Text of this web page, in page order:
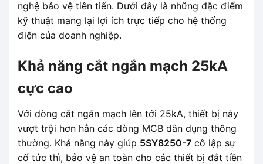
nghệ bảo vệ tiên tiến. Dưới đây là những đặc điểm
kỹ thuật mang lại lợi ích trực tiếp cho hệ thống
điện của doanh nghiệp.
Khả năng cắt ngắn mạch 25kA
cực cao
Với dòng cắt ngắn mạch lên tới 25kA, thiết bị này
vượt trội hơn hẳn các dòng MCB dân dụng thông
thường. Khả năng này giúp 5SY8250-7 cô lập sự
cố tức thì, bảo vệ an toàn cho các thiết bị đắt tiền